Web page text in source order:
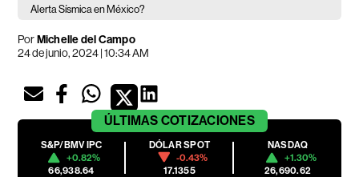
Alerta Sísmica en México?
PorMichelle del Campo
24 de junio, 2024 | 10:34 AM
ÚLTIMAS COTIZACIONES
S&P/BMV IPC
+0.82%
66,938.64
DÓLAR SPOT
-0.43%
17.1355
NASDAQ
+1.30%
26,690.62